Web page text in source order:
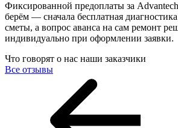
Фиксированной предоплаты за
берём — сначала бесплатная
сметы, а вопрос аванса на сам ремонт
индивидуально при оформлении заявки.
Что говорят о нас наши заказчики
Все отзывы